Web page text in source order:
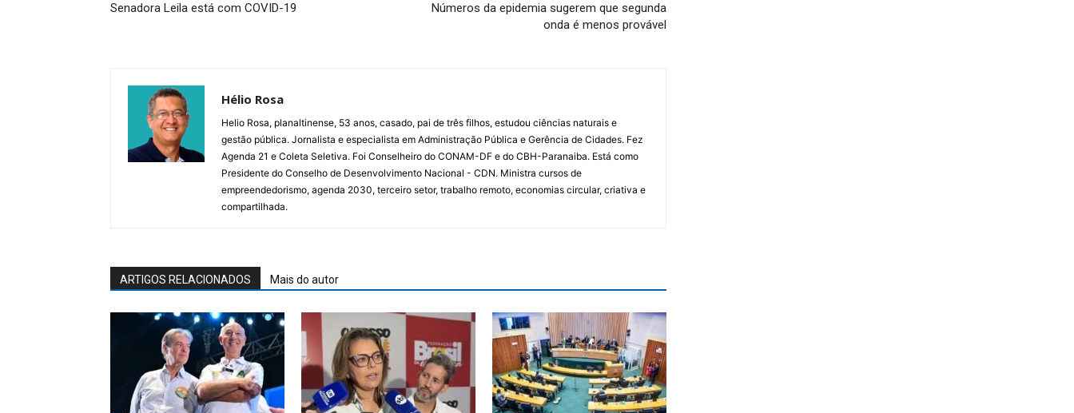
Senadora Leila está com COVID-19
Números da epidemia sugerem que segunda
onda é menos provável
Hélio Rosa
Helio Rosa, planaltinense, 53 anos, casado, pai de três filhos, estudou ciências naturais e
gestão pública. Jornalista e especialista em Administração Pública e Gerência de Cidades. Fez
Agenda 21 e Coleta Seletiva. Foi Conselheiro do CONAM-DF e do CBH-Paranaiba. Está como
Presidente do Conselho de Desenvolvimento Nacional - CDN. Ministra cursos de
empreendedorismo, agenda 2030, terceiro setor, trabalho remoto, economias circular, criativa e
compartilhada.
ARTIGOS RELACIONADOS Mais do autor